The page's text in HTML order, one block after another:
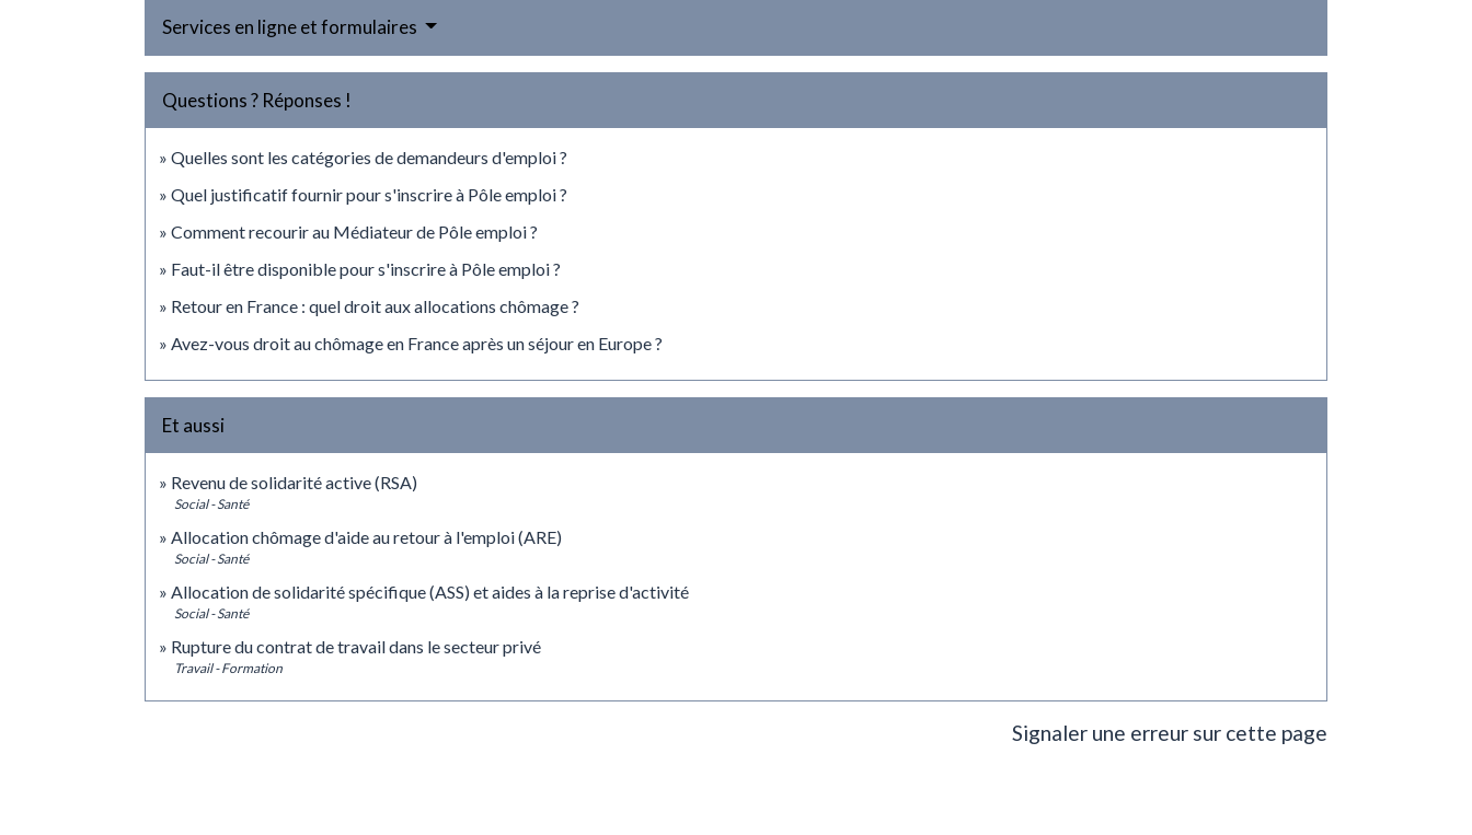
Services en ligne et formulaires
Questions ? Réponses !
Quelles sont les catégories de demandeurs d'emploi ?
Quel justificatif fournir pour s'inscrire à Pôle emploi ?
Comment recourir au Médiateur de Pôle emploi ?
Faut-il être disponible pour s'inscrire à Pôle emploi ?
Retour en France : quel droit aux allocations chômage ?
Avez-vous droit au chômage en France après un séjour en Europe ?
Et aussi
Revenu de solidarité active (RSA)
Social - Santé
Allocation chômage d'aide au retour à l'emploi (ARE)
Social - Santé
Allocation de solidarité spécifique (ASS) et aides à la reprise d'activité
Social - Santé
Rupture du contrat de travail dans le secteur privé
Travail - Formation
Signaler une erreur sur cette page